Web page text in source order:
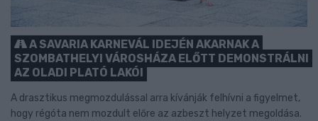
A SAVARIA KARNEVÁL IDEJÉN AKARNAK A
SZOMBATHELYI VÁROSHÁZA ELŐTT DEMONSTRÁLNI
AZ OLADI PLATÓ LAKÓI
A drasztikus megmozdulással arra kívánják felhívni a figyelmet,
hogy régóta nem mozdult előre az azbeszt helyzet megoldása.